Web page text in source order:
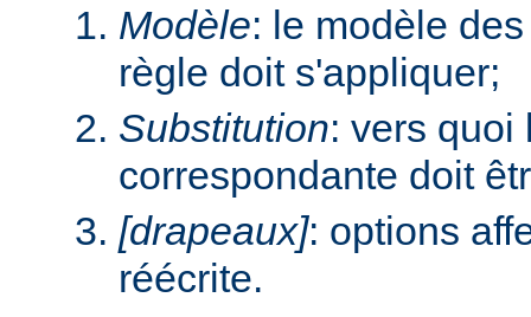
Modèle: le modèle
règle doit s'appliquer;
Substitution: vers quoi
correspondante doit
[drapeaux]: options
réécrite.